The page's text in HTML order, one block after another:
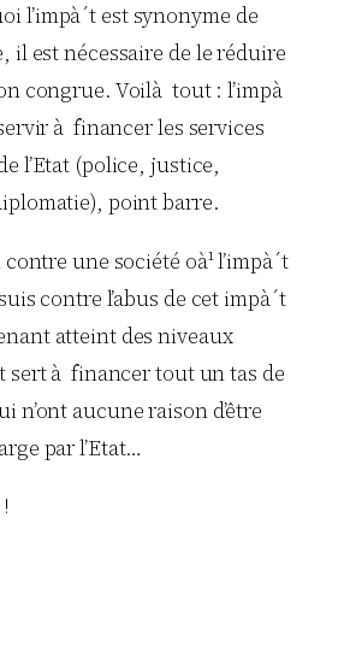
l’impà´t est synonyme de
il est nécessaire de le réduire
congrue. Voilà tout : l’impà
à financer les services
l’Etat (police, justice,
point barre.
contre une société oà¹ l’impà´t
contre l’abus de cet impà´t
atteint des niveaux
sert à financer tout un tas de
n’ont aucune raison d’être
par l’Etat…